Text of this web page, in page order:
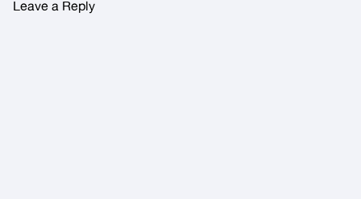
Leave a Reply